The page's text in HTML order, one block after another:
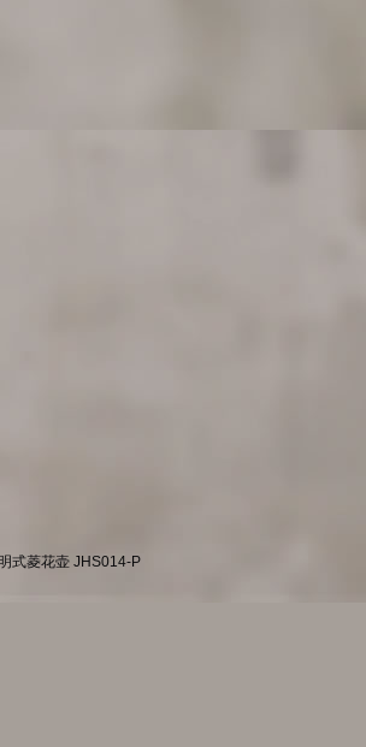
式菱花壶 JHS014-P